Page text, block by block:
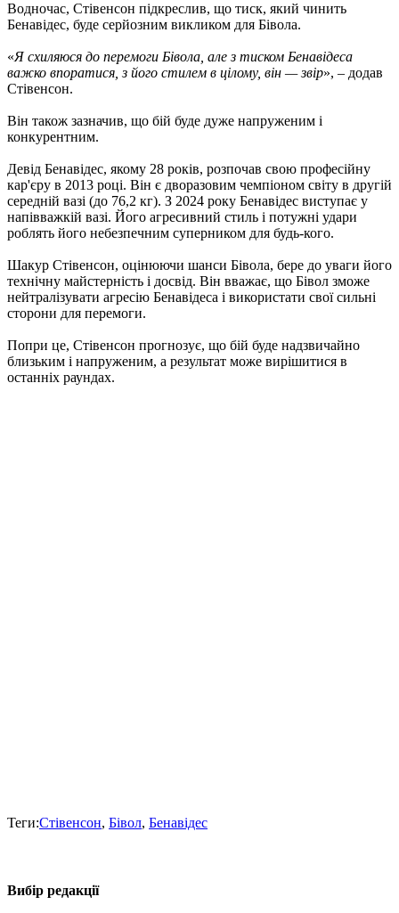
Водночас, Стівенсон підкреслив, що тиск, який чинить
Бенавідес, буде серйозним викликом для Бівола.
«Я схиляюся до перемоги Бівола, але з тиском Бенавідеса
важко впоратися, з його стилем в цілому, він — звір», – додав
Стівенсон.
Він також зазначив, що бій буде дуже напруженим і
конкурентним.
Девід Бенавідес, якому 28 років, розпочав свою професійну
кар'єру в 2013 році. Він є дворазовим чемпіоном світу в другій
середній вазі (до 76,2 кг). З 2024 року Бенавідес виступає у
напівважкій вазі. Його агресивний стиль і потужні удари
роблять його небезпечним суперником для будь-кого.
Шакур Стівенсон, оцінюючи шанси Бівола, бере до уваги його
технічну майстерність і досвід. Він вважає, що Бівол зможе
нейтралізувати агресію Бенавідеса і використати свої сильні
сторони для перемоги.
Попри це, Стівенсон прогнозує, що бій буде надзвичайно
близьким і напруженим, а результат може вирішитися в
останніх раундах.
Теги:Стівенсон, Бівол, Бенавідес
Вибір редакції